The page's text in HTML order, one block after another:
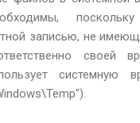
поскольку
записью, не
своей
системную